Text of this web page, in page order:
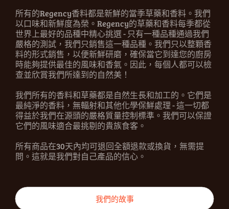
所有的Regency香料都是新鮮的當季草藥和香料。我們
以口味和新鮮度為榮。Regency的草藥和香料每季都從
世界上最好的品種中精心挑選 - 只有一種品種通過我們
嚴格的測試，我們只銷售這一種品種。我們只以整顆香
料的形式銷售，以便新鮮研磨，確保當它到達您的廚房
時能夠提供最佳的風味和香氣。因此，每個人都可以檢
查並欣賞我們所達到的自然美！
我們所有的香料和草藥都是自然生長和加工的。它們是
最純淨的香料，無輻射和其他化學保鮮處理 - 這一切都
得益於我們在源頭的嚴格質量控制標準。我們可以保證
它們的風味適合最挑剔的貴族食客。
所有商品在30天內均可退回全額退款或換貨，無需提
問。這就是我們對自己產品的信心。
我們的故事